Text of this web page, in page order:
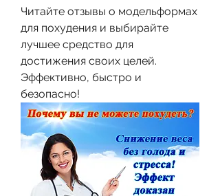
Читайте отзывы о модельформах
для похудения и выбирайте
лучшее средство для
достижения своих целей.
Эффективно, быстро и
безопасно!